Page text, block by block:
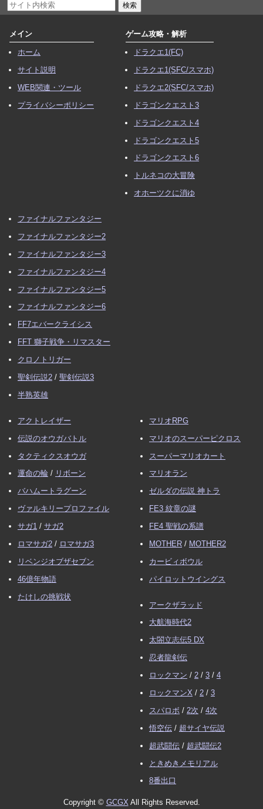
メイン
ホーム
サイト説明
WEB関連・ツール
プライバシーポリシー
ゲーム攻略・解析
ドラクエ1(FC)
ドラクエ1(SFC/スマホ)
ドラクエ2(SFC/スマホ)
ドラゴンクエスト3
ドラゴンクエスト4
ドラゴンクエスト5
ドラゴンクエスト6
トルネコの大冒険
オホーツクに消ゆ
ファイナルファンタジー
ファイナルファンタジー2
ファイナルファンタジー3
ファイナルファンタジー4
ファイナルファンタジー5
ファイナルファンタジー6
FF7エバークライシス
FFT 獅子戦争・リマスター
クロノトリガー
聖剣伝説2 / 聖剣伝説3
半熟英雄
アクトレイザー
伝説のオウガバトル
タクティクスオウガ
運命の輪 / リボーン
バハムートラグーン
ヴァルキリープロファイル
サガ1 / サガ2
ロマサガ2 / ロマサガ3
リベンジオブザセブン
46億年物語
たけしの挑戦状
マリオRPG
マリオのスーパーピクロス
スーパーマリオカート
マリオラン
ゼルダの伝説 神トラ
FE3 紋章の謎
FE4 聖戦の系譜
MOTHER / MOTHER2
カービィボウル
パイロットウイングス
アークザラッド
大航海時代2
太閤立志伝5 DX
忍者龍剣伝
ロックマン / 2 / 3 / 4
ロックマンX / 2 / 3
スパロボ / 2次 / 4次
悟空伝 / 超サイヤ伝説
超武闘伝 / 超武闘伝2
ときめきメモリアル
8番出口
Copyright © GCGXAll Rights Reserved.